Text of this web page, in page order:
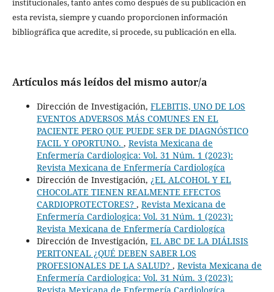
institucionales, tanto antes como después de su publicación en
esta revista, siempre y cuando proporcionen información
bibliográfica que acredite, si procede, su publicación en ella.
Artículos más leídos del mismo autor/a
Dirección de Investigación, FLEBITIS, UNO DE LOS
EVENTOS ADVERSOS MÁS COMUNES EN EL
PACIENTE PERO QUE PUEDE SER DE DIAGNÓSTICO
FACIL Y OPORTUNO. , Revista Mexicana de
Enfermería Cardiologica: Vol. 31 Núm. 1 (2023):
Revista Mexicana de Enfermería Cardiologíca
Dirección de Investigación, ¿EL ALCOHOL Y EL
CHOCOLATE TIENEN REALMENTE EFECTOS
CARDIOPROTECTORES? , Revista Mexicana de
Enfermería Cardiologica: Vol. 31 Núm. 1 (2023):
Revista Mexicana de Enfermería Cardiologíca
Dirección de Investigación, EL ABC DE LA DIÁLISIS
PERITONEAL ¿QUÉ DEBEN SABER LOS
PROFESIONALES DE LA SALUD? , Revista Mexicana de
Enfermería Cardiologica: Vol. 31 Núm. 3 (2023):